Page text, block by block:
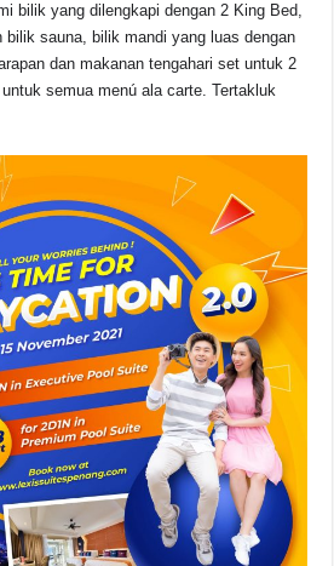
bilik yang dilengkapi dengan 2 King Bed,
bilik sauna, bilik mandi yang luas dengan
dan makanan tengahari set untuk 2
semua menú ala carte. Tertakluk